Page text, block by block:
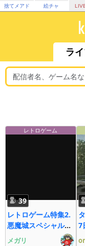
捨てメアド 絵チャ
ラ
レトロゲーム
39
レトロゲーム特集2.
悪魔城スペシャル僕
ドラキュラ君
メガリ
7